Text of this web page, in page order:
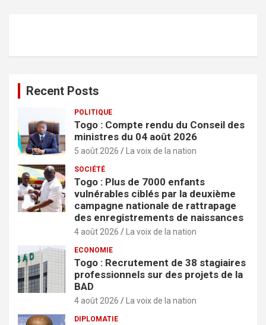
h
Recent Posts
POLITIQUE
Togo : Compte rendu du Conseil des
ministres du 04 août 2026
5 août 2026 La voix de la nation
SOCIÉTÉ
Togo : Plus de 7000 enfants
vulnérables ciblés par la deuxième
campagne nationale de rattrapage
des enregistrements de naissances
4 août 2026 La voix de la nation
ECONOMIE
Togo : Recrutement de 38 stagiaires
professionnels sur des projets de la
BAD
4 août 2026 La voix de la nation
DIPLOMATIE